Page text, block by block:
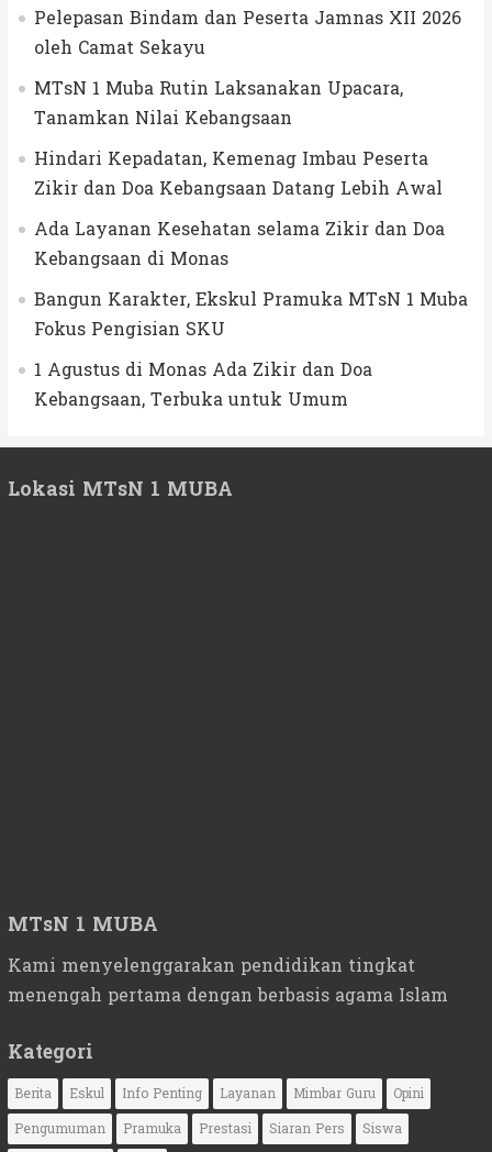
Pelepasan Bindam dan Peserta Jamnas XII 2026
oleh Camat Sekayu
MTsN 1 Muba Rutin Laksanakan Upacara,
Tanamkan Nilai Kebangsaan
Hindari Kepadatan, Kemenag Imbau Peserta
Zikir dan Doa Kebangsaan Datang Lebih Awal
Ada Layanan Kesehatan selama Zikir dan Doa
Kebangsaan di Monas
Bangun Karakter, Ekskul Pramuka MTsN 1 Muba
Fokus Pengisian SKU
1 Agustus di Monas Ada Zikir dan Doa
Kebangsaan, Terbuka untuk Umum
Lokasi MTsN 1 MUBA
MTsN 1 MUBA
Kami menyelenggarakan pendidikan tingkat
menengah pertama dengan berbasis agama Islam
Kategori
Berita Eskul Info Penting Layanan Mimbar Guru
Opini
Pengumuman
Pramuka Prestasi Siaran Pers
Siswa